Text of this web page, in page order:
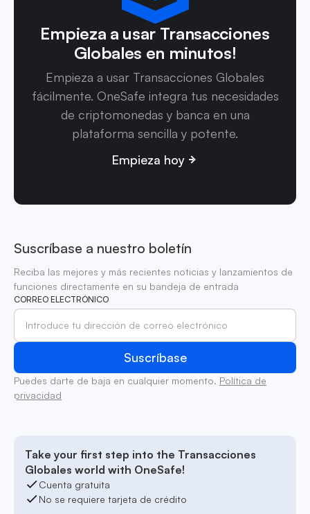
Empieza a usar Transacciones
Globales en minutos!
Empieza a usar Transacciones Globales
fácilmente. OneSafe integra tus necesidades
de criptomonedas y banca en una
plataforma sencilla y potente.
Empieza hoy
Suscríbase a nuestro boletín
Reciba las mejores y más recientes noticias y lanzamientos de
funciones directamente en su bandeja de entrada
CORREO ELECTRÓNICO
Puedes darte de baja en cualquier momento. Política de
privacidad
Take your first step into the Transacciones
Globales world with OneSafe!
Cuenta gratuita
No se requiere tarjeta de crédito